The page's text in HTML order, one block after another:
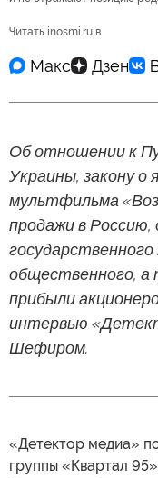
Читать inosmi.ru в
Об отношении к
Украины, закону о
мультфильма
продажи в
общественного, а
прибыли
интервью
Шефиром.
«Детектор медиа»
группы «Квартал